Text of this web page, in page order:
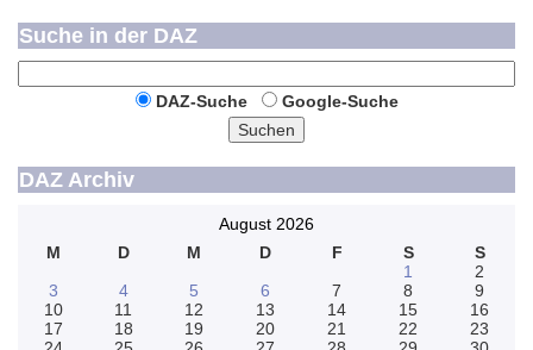
Suche in der DAZ
DAZ-Suche
Google-Suche
Suchen
DAZ Archiv
August 2026
M
D M D F S
S
1
2
3
4 5 6 7 8
9
10
11 12 13 14 15
16
17
18 19 20 21 22
23